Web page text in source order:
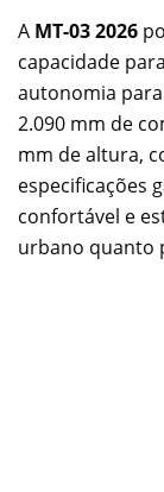
A MT-03 2026
capacidade
autonomia
2.090 mm de
mm de altura,
especificações
confortável e
urbano quanto